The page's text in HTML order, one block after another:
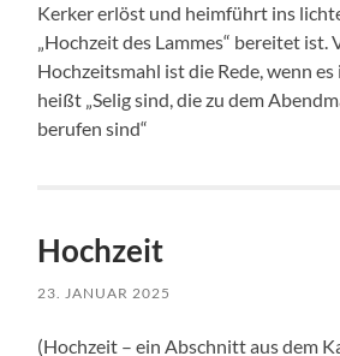
Kerker erlöst und heimführt ins
„Hochzeit des Lammes“ bereitet ist.
Hochzeitsmahl ist die Rede, wenn es
heißt „Selig sind, die zu dem
berufen sind“
Hochzeit
23. JANUAR 2025
(Hochzeit – ein Abschnitt aus dem